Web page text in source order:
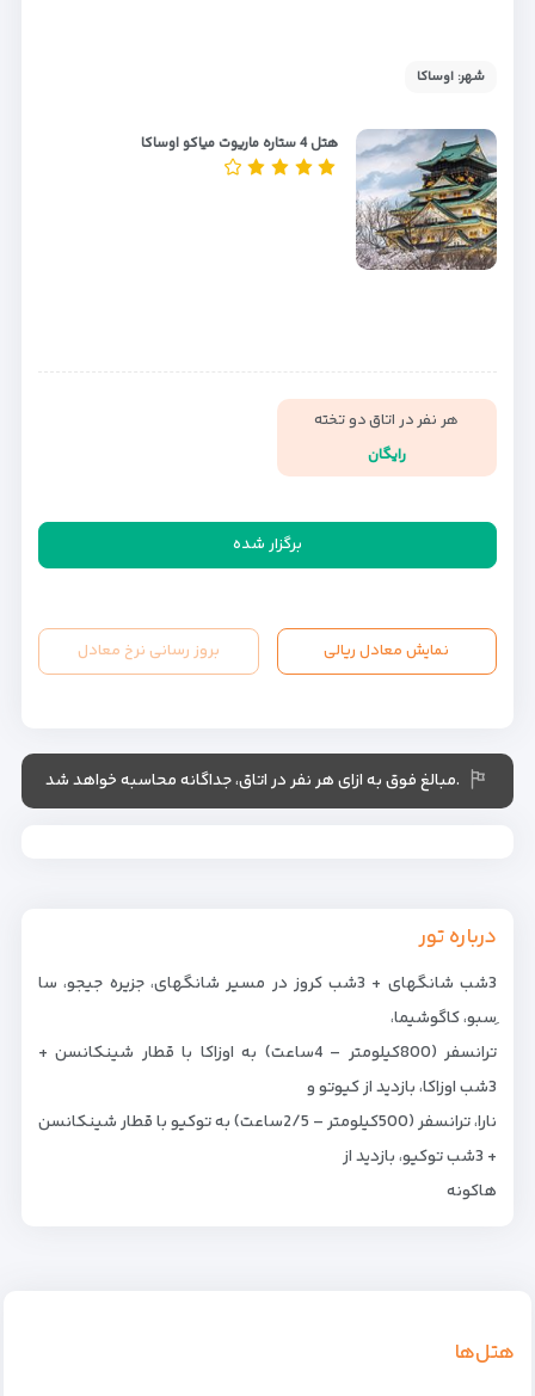
شهر: اوساکا
هتل 4 ستاره ماریوت میاکو اوساکا
هر نفر در اتاق دو تخته
رایگان
برگزار شده
نمایش معادل ریالی بروز رسانی نرخ معادل
.مبالغ فوق به ازای هر نفر در اتاق، جداگانه محاسبه خواهد شد
درباره تور
3شب شانگهای + 3شب کروز در مسیر شانگهای، جزیره جیجو، سا
ِسبو، کاگوشیما،
ترانسفر (800کیلومتر – 4ساعت) به اوزاکا با قطار شینکانسن +
3شب اوزاکا، بازدید از کیوتو و
نارا، ترانسفر (500کیلومتر – 2/5ساعت) به توکیو با قطار شینکانسن
+ 3شب توکیو، بازدید از
هاکونه
هتل‌ها